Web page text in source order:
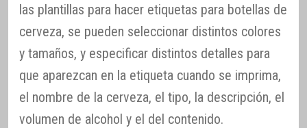
las plantillas para hacer etiquetas para botellas de
cerveza, se pueden seleccionar distintos colores
y tamaños, y especificar distintos detalles para
que aparezcan en la etiqueta cuando se imprima,
el nombre de la cerveza, el tipo, la descripción, el
volumen de alcohol y el del contenido.